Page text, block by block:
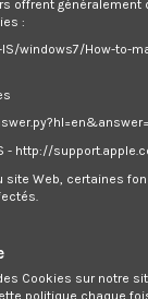
offrent généralement
:
windows7/How-to-
http://
site Web, certaines
Cookies sur notre
politique chaque